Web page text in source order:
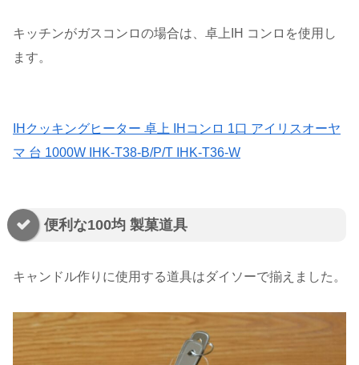
キッチンがガスコンロの場合は、卓上IH コンロを使用し
ます。
IHクッキングヒーター 卓上 IHコンロ 1口 アイリスオーヤ
マ 台 1000W IHK-T38-B/P/T IHK-T36-W
便利な100均 製菓道具
キャンドル作りに使用する道具はダイソーで揃えました。